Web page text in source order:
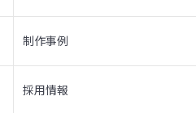
制作事例
採用情報